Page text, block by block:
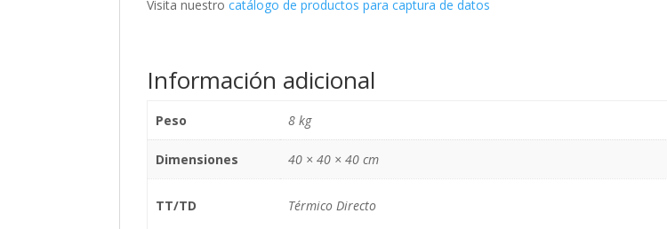
Visita nuestrocatálogo de productos para captura de datos
Información adicional
Peso 8 kg
Dimensiones 40 × 40 × 40 cm
TT/TD Térmico Directo